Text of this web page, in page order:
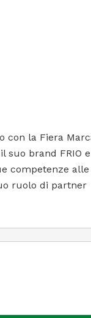
con la Fiera
suo brand FRIO
competenze
ruolo di partner